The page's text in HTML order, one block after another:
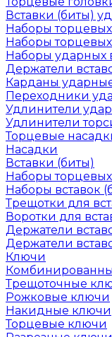
Вставки (биты)
Наборы
Наборы
Наборы ударных
Держатели
Карданы
Переходники
Удлинители
Удлинители
Торцевые
Насадки
Вставки (биты)
Наборы
Наборы вставок
Трещотки для
Воротки для
Держатели
Держатели
Ключи
Трещоточные
Рожковые ключи
Накидные ключи
Торцевые ключи